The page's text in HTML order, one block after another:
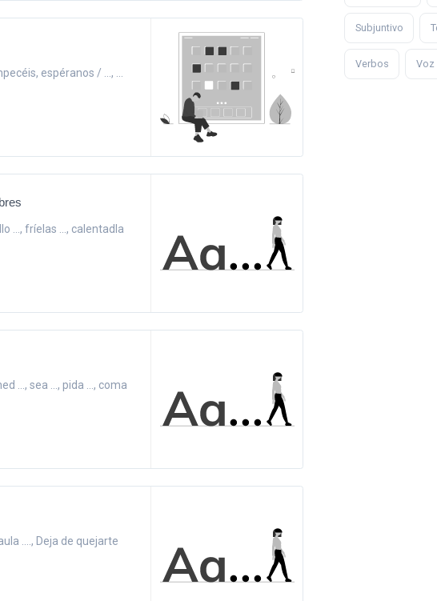
espéranos / ..., ...
..., fríelas ..., calentadla
..., sea ..., pida ..., coma
...., Deja de quejarte
Subjuntivo
Verbos Voz